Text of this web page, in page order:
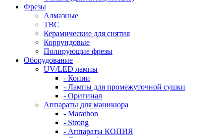
Фрезы
Алмазные
ТВС
Керамические для снятия
Коррундовые
Полирующие фрезы
Оборудование
UV/LED лампы
- Копии
- Лампы для промежуточной сушки
- Оригинал
Аппараты для маникюра
- Marathon
- Strong
- Аппараты КОПИЯ